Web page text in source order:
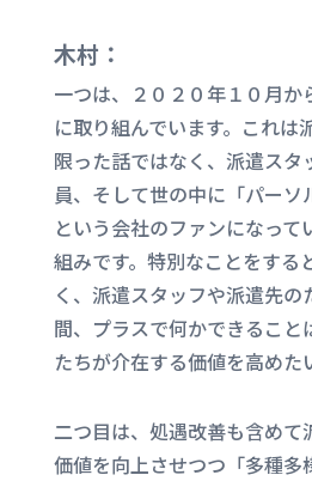
木村：
一つは、２０２０年１０月か
に取り組んでいます。これは
限った話ではなく 、派遣スタ
員、そして世の中に「パーソ
という会社のファンになって
組みです。 特別なことをする
く、派遣スタッフや派遣先
間、プラスで何かできること
たちが介在する価値を高めた
二つ目は、処遇改善も含めて
価値を向上させつつ 「多種